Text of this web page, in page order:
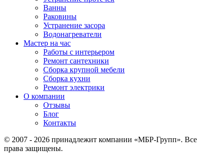
Ванны
Раковины
Устранение засора
Водонагреватели
Мастер на час
Работы с интерьером
Ремонт сантехники
Сборка крупной мебели
Сборка кухни
Ремонт электрики
О компании
Отзывы
Блог
Контакты
© 2007 - 2026 принадлежит компании «МБР-Групп». Все
права защищены.